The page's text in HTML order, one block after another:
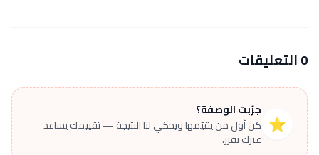
0 التعليقات
⭐
جرّبت الوصفة؟
كن أول من يقيّمها ويحكي لنا النتيجة — تقييمك يساعد
غيرك يقرر.